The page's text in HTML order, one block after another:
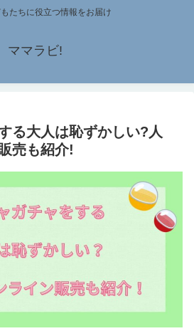
たちに役立つ情報をお届け
ママラビ!
る大人は恥ずかしい?人
売も紹介!